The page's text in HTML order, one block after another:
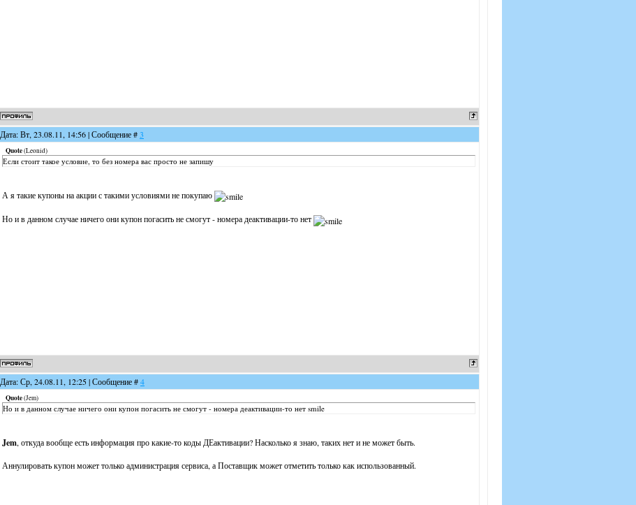
Дата: Вт, 23.08.11, 14:56 | Сообщение #3
Quote(Leonid)
Если стоит такое условие, то без номера вас просто не запишу
А я такие купоны на акции с такими условиями не покупаю
Но и в данном случае ничего они купон погасить не смогут - номера деактивации-то нет
Дата: Ср, 24.08.11, 12:25 | Сообщение #4
Quote(Jem)
Но и в данном случае ничего они купон погасить не смогут - номера деактивации-то нет smile
Jem, откуда вообще есть информация про какие-то коды ДЕактивации? Насколько я знаю, таких нет и не может быть.
Аннулировать купон может только администрация сервиса, а Поставщик может отметить только как использованный.